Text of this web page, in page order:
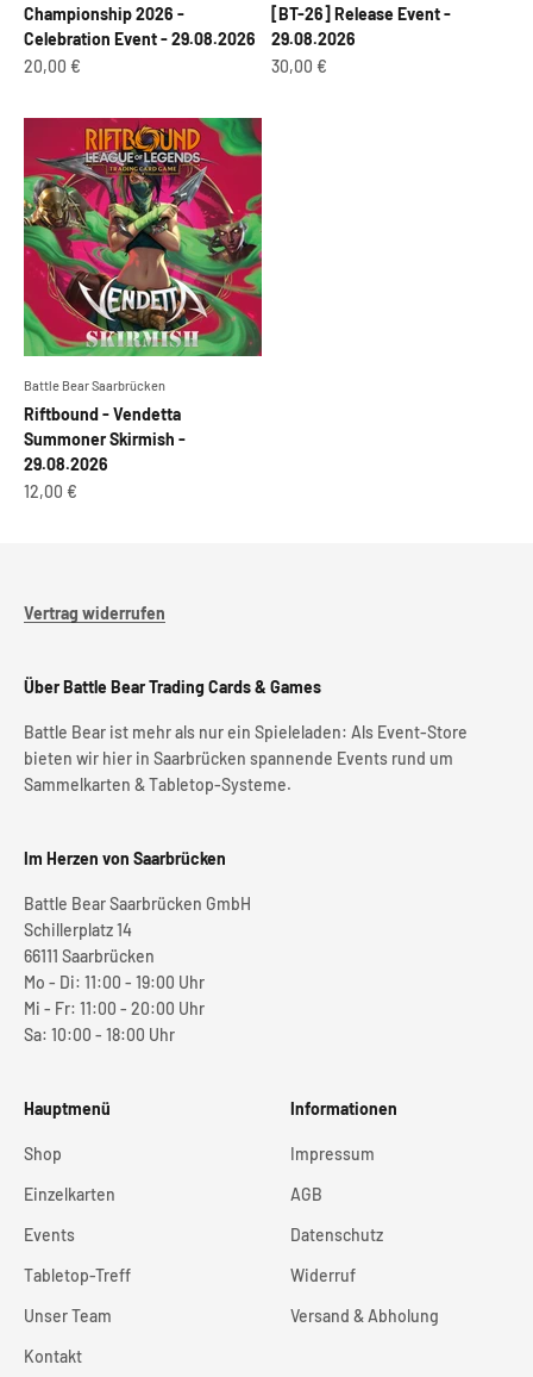
Championship 2026 -
Celebration Event - 29.08.2026
Angebot
20,00 €
[BT-26] Release Event -
29.08.2026
Angebot
30,00 €
Battle Bear Saarbrücken
Riftbound - Vendetta
Summoner Skirmish -
29.08.2026
Angebot
12,00 €
Vertrag widerrufen
Über Battle Bear Trading Cards & Games
Battle Bear ist mehr als nur ein Spieleladen: Als Event-Store
bieten wir hier in Saarbrücken spannende Events rund um
Sammelkarten & Tabletop-Systeme.
Im Herzen von Saarbrücken
Battle Bear Saarbrücken GmbH
Schillerplatz 14
66111 Saarbrücken
Mo - Di: 11:00 - 19:00 Uhr
Mi - Fr: 11:00 - 20:00 Uhr
Sa: 10:00 - 18:00 Uhr
Hauptmenü
Shop
Einzelkarten
Events
Tabletop-Treff
Unser Team
Kontakt
Informationen
Impressum
AGB
Datenschutz
Widerruf
Versand & Abholung